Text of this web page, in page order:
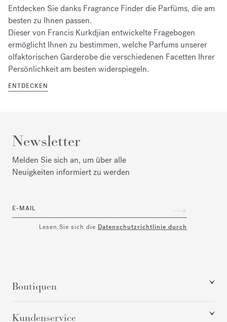
Entdecken Sie danks Fragrance Finder die Parfüms, die am
besten zu Ihnen passen.
Dieser von Francis Kurkdjian entwickelte Fragebogen
ermöglicht Ihnen zu bestimmen, welche Parfums unserer
olfaktorischen Garderobe die verschiedenen Facetten Ihrer
Persönlichkeit am besten widerspiegeln.
ENTDECKEN
Newsletter
Melden Sie sich an, um über alle
Neuigkeiten informiert zu werden
E-MAIL
Lesen Sie sich die Datenschutzrichtlinie durch
Boutiquen
Kundenservice